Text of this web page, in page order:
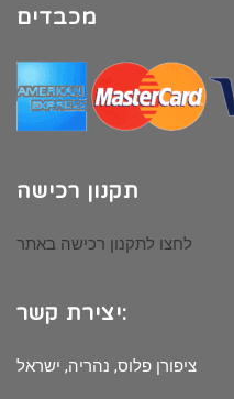
מכבדים
תקנון רכישה
לחצו לתקנון רכישה באתר
יצירת קשר:
ציפורן פלוס, נהריה, ישראל